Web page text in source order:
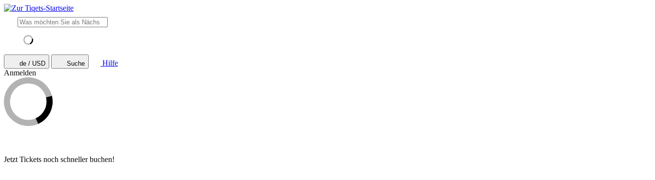
de / USD Suche
Hilfe
Anmelden
Jetzt Tickets noch schneller buchen!